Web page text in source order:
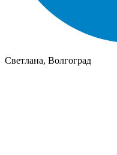
Светлана, Волгоград